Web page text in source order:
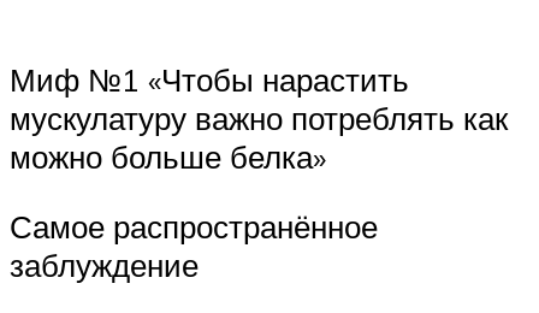
Миф №1 «Чтобы нарастить
мускулатуру важно потреблять как
можно больше белка»
Самое распространённое
заблуждение